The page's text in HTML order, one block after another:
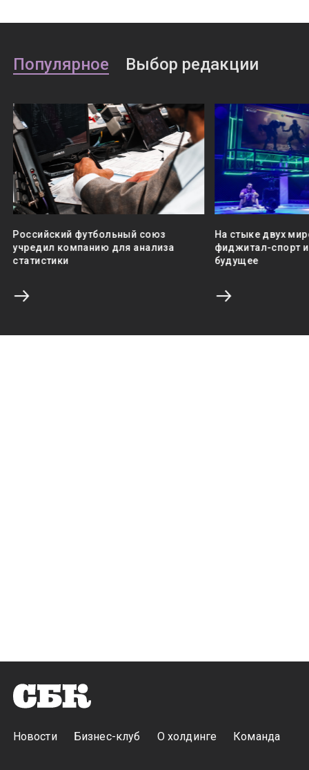
Популярное Выбор редакции
Российский футбольный союз
учредил компанию для анализа
статистики
На стыке двух
фиджитал-спорт
будущее
Новости Бизнес-клуб О холдинге Команда